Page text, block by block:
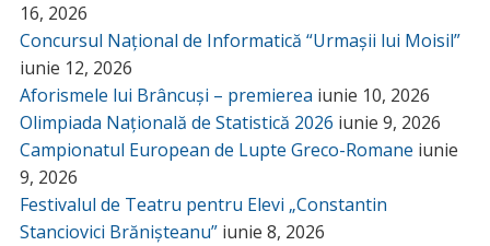
16, 2026
Concursul Național de Informatică “Urmașii lui Moisil”
iunie 12, 2026
Aforismele lui Brâncuși – premierea iunie 10, 2026
Olimpiada Națională de Statistică 2026 iunie 9, 2026
Campionatul European de Lupte Greco-Romane iunie
9, 2026
Festivalul de Teatru pentru Elevi „Constantin
Stanciovici Brănișteanu” iunie 8, 2026